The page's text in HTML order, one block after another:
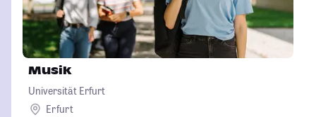
Musik
Universität Erfurt
Erfurt